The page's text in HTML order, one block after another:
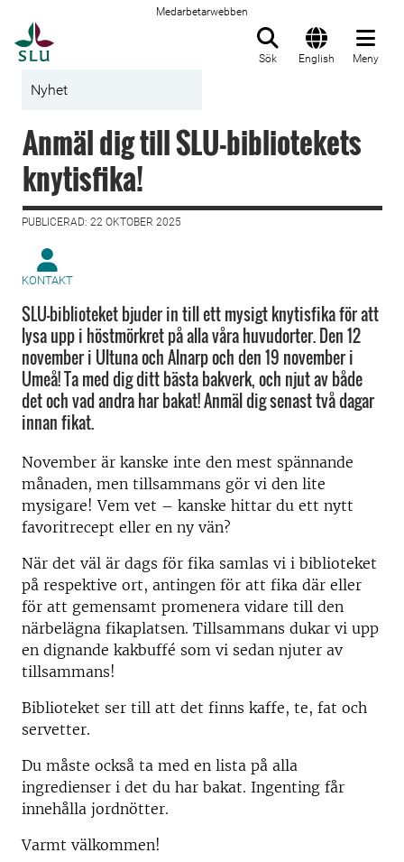
Medarbetarwebben
Sök English Meny
Nyhet
Anmäl dig till SLU-bibliotekets
knytisfika!
PUBLICERAD: 22 OKTOBER 2025
KONTAKT
SLU-biblioteket bjuder in till ett mysigt knytisfika för att
lysa upp i höstmörkret på alla våra huvudorter. Den 12
november i Ultuna och Alnarp och den 19 november i
Umeå! Ta med dig ditt bästa bakverk, och njut av både
det och vad andra har bakat! Anmäl dig senast två dagar
innan fikat.
November är kanske inte den mest spännande
månaden, men tillsammans gör vi den lite
mysigare! Vem vet – kanske hittar du ett nytt
favoritrecept eller en ny vän?
När det väl är dags för fika samlas vi i biblioteket
på respektive ort, antingen för att fika där eller
för att gemensamt promenera vidare till den
närbelägna fikaplatsen. Tillsammans dukar vi upp
en dignande kakbuffé som vi sedan njuter av
tillsammans!
Biblioteket ser till att det finns kaffe, te, fat och
servetter.
Du måste också ta med en lista på alla
ingredienser i det du har bakat. Ingenting får
innehålla jordnötter.
Varmt välkommen!